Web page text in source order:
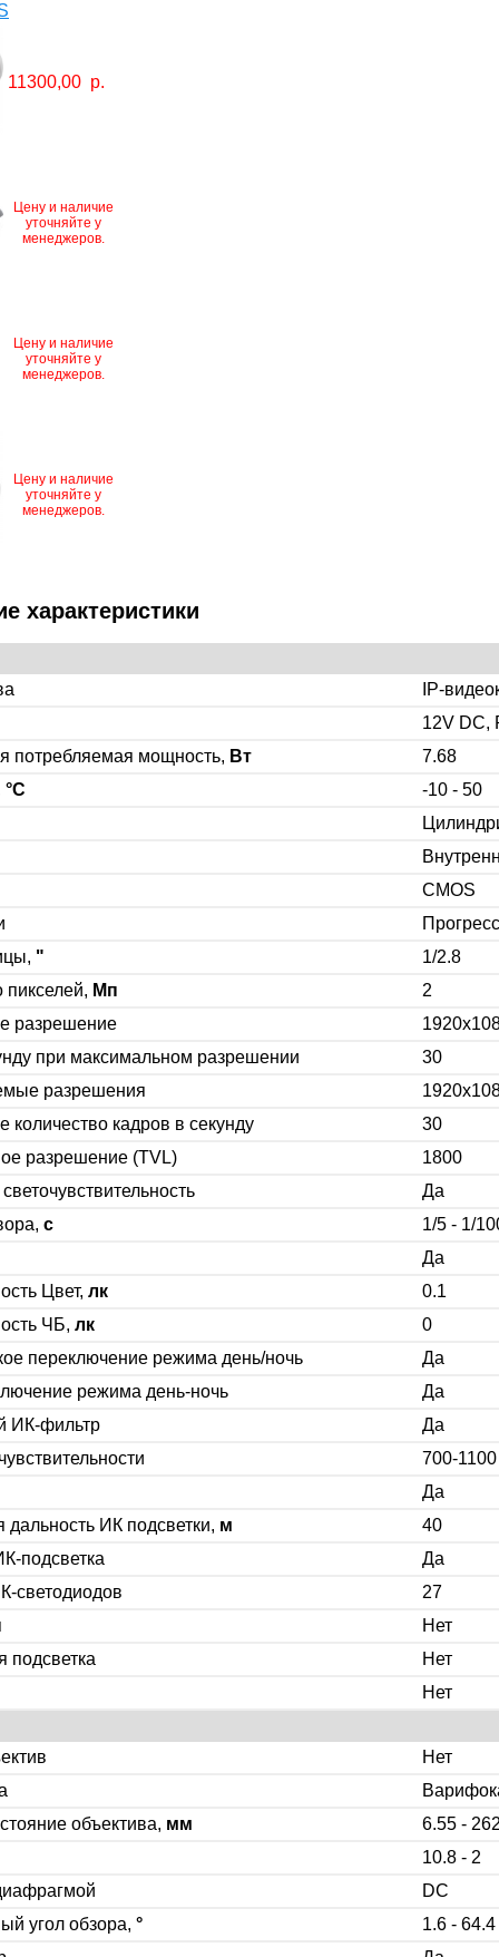
11300,00 р.
Цену и наличие
уточняйте у
менеджеров.
Цену и наличие
уточняйте у
менеджеров.
Цену и наличие
уточняйте у
менеджеров.
характеристики
IP-
12V DC,
потребляемая мощность, Вт
7.68
°C
-10 - 50
CMOS
"
1/2.8
Мп
2
разрешение
при максимальном разрешении
30
разрешения
количество кадров в секунду
30
разрешение (TVL)
1800
Да
c
1/5 - 1/
Да
Цвет, лк
0.1
ЧБ, лк
0
переключение режима день/ночь
Да
режима день-ночь
Да
ИК-фильтр
Да
700-1100
Да
ИК подсветки, м
40
подсветка
Да
светодиодов
27
Нет
подсветка
Нет
Нет
Нет
объектива, мм
6.55 -
10.8 - 2
DC
угол обзора, °
1.6 - 64.4